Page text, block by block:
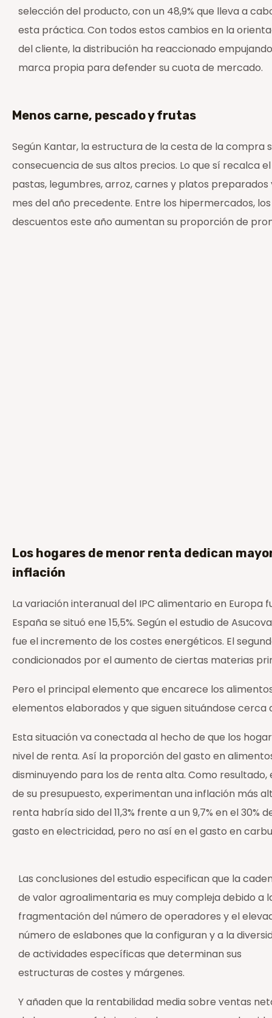
selección del producto, con un 48,9% que lleva a
esta práctica. Con todos estos cambios en la
del cliente, la distribución ha reaccionado
marca propia para defender su cuota de mercado.
Menos carne, pescado y frutas
Según Kantar, la estructura de la cesta de la
consecuencia de sus altos precios. Lo que sí recalca
pastas, legumbres, arroz, carnes y platos
mes del año precedente. Entre los hipermercados,
descuentos este año aumentan su proporción de
Los hogares de menor renta dedican
inflación
La variación interanual del IPC alimentario en Europa
España se situó ene 15,5%. Según el estudio de
fue el incremento de los costes energéticos. El
condicionados por el aumento de ciertas materias
Pero el principal elemento que encarece los
elementos elaborados y que siguen situándose cerca
Esta situación va conectada al hecho de que los
nivel de renta. Así la proporción del gasto en
disminuyendo para los de renta alta. Como
de su presupuesto, experimentan una inflación más
renta habría sido del 11,3% frente a un 9,7% en el
gasto en electricidad, pero no así en el gasto en
Las conclusiones del estudio especifican que la
de valor agroalimentaria es muy compleja debido a
fragmentación del número de operadores y el
número de eslabones que la configuran y a la
de actividades específicas que determinan sus
estructuras de costes y márgenes.
Y añaden que la rentabilidad media sobre ventas